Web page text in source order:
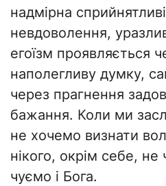
надмірна
невдоволення,
егоїзм проявляється
наполегливу думку,
через прагнення
бажання. Коли ми
не хочемо визнати
нікого, окрім себе,
чуємо і Бога.